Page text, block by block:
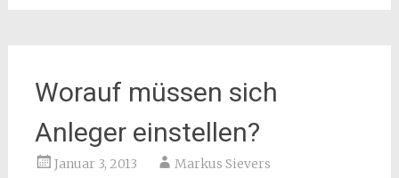
Worauf müssen sich
Anleger einstellen?
Januar 3, 2013 Markus Sievers